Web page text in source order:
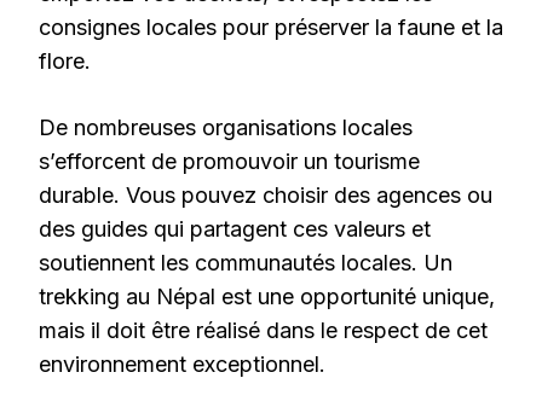
consignes locales pour préserver la faune et la
flore.
De nombreuses organisations locales
s’efforcent de promouvoir un tourisme
durable. Vous pouvez choisir des agences ou
des guides qui partagent ces valeurs et
soutiennent les communautés locales. Un
trekking au Népal est une opportunité unique,
mais il doit être réalisé dans le respect de cet
environnement exceptionnel.